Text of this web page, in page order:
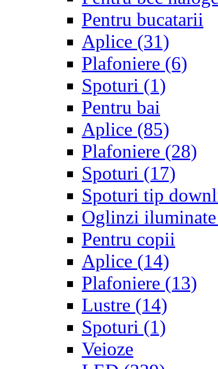
Pentru bucatarii
Aplice (31)
Plafoniere (6)
Spoturi (1)
Pentru bai
Aplice (85)
Plafoniere (28)
Spoturi (17)
Spoturi tip
Oglinzi iluminate
Pentru copii
Aplice (14)
Plafoniere (13)
Lustre (14)
Spoturi (1)
Veioze